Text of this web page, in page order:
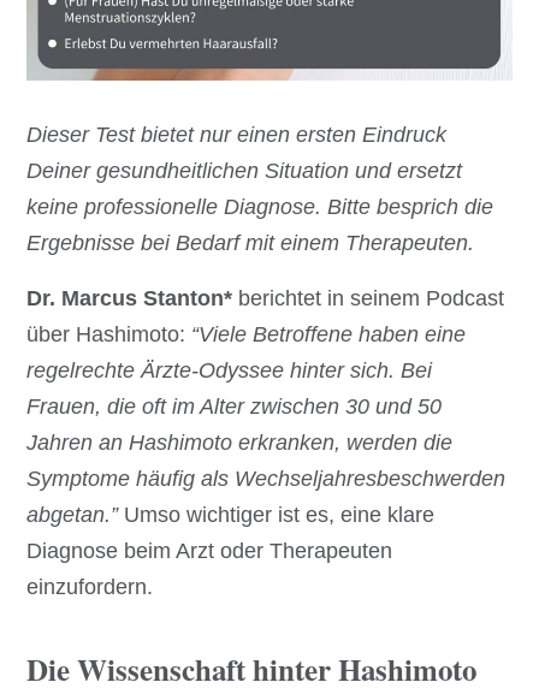
Dieser Test bietet nur einen ersten Eindruck
Deiner gesundheitlichen Situation und ersetzt
keine professionelle Diagnose. Bitte besprich die
Ergebnisse bei Bedarf mit einem Therapeuten.
Dr. Marcus Stanton* berichtet in seinem Podcast
über Hashimoto: “Viele Betroffene haben eine
regelrechte Ärzte-Odyssee hinter sich. Bei
Frauen, die oft im Alter zwischen 30 und 50
Jahren an Hashimoto erkranken, werden die
Symptome häufig als Wechseljahresbeschwerden
abgetan.”Umso wichtiger ist es, eine klare
Diagnose beim Arzt oder Therapeuten
einzufordern.
Die Wissenschaft hinter Hashimoto